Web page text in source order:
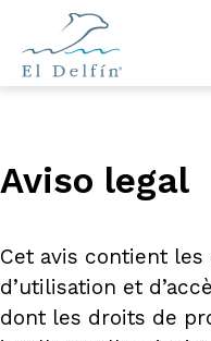
Aviso legal
Cet avis contient
d’utilisation et
dont les droits de